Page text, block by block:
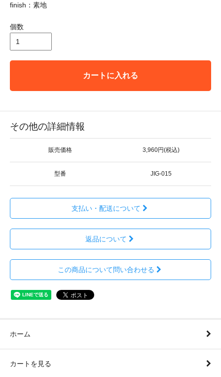
finish：素地
個数
カートに入れる
その他の詳細情報
販売価格 3,960円(税込)
型番 JIG-015
支払い・配送について
返品について
この商品について問い合わせる
ホーム
カートを見る